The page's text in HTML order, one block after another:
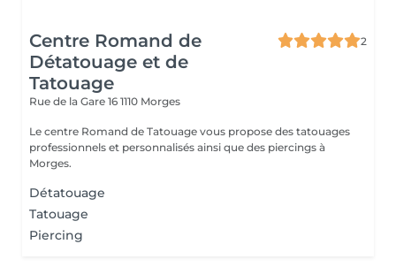
Centre Romand de
Détatouage et de
Tatouage
2
Rue de la Gare 16 1110 Morges
Le centre Romand de Tatouage vous propose des tatouages
professionnels et personnalisés ainsi que des piercings à
Morges.
Détatouage
Tatouage
Piercing